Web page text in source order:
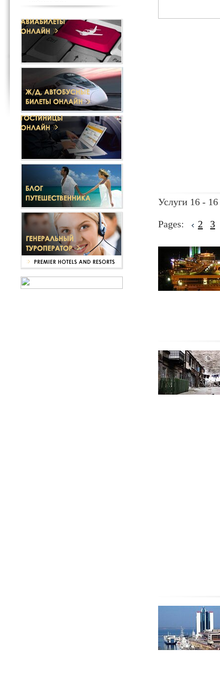
Услуги 16 -
Pages: 2 3